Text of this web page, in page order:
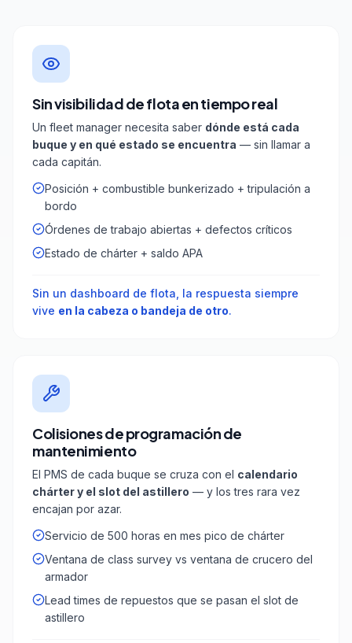
Sin visibilidad de flota en tiempo real
Un fleet manager necesita saber dónde está cada
buque y en qué estado se encuentra — sin llamar a
cada capitán.
Posición + combustible bunkerizado + tripulación a
bordo
Órdenes de trabajo abiertas + defectos críticos
Estado de chárter + saldo APA
Sin un dashboard de flota, la respuesta siempre
vive en la cabeza o bandeja de otro.
Colisiones de programación de
mantenimiento
El PMS de cada buque se cruza con el calendario
chárter y el slot del astillero — y los tres rara vez
encajan por azar.
Servicio de 500 horas en mes pico de chárter
Ventana de class survey vs ventana de crucero del
armador
Lead times de repuestos que se pasan el slot de
astillero